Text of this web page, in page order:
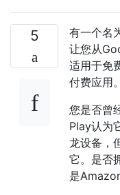
5 有一个名
让您从
适用于免
付费应用。
您是否曾
Play认为
龙设备，
它。是否
是